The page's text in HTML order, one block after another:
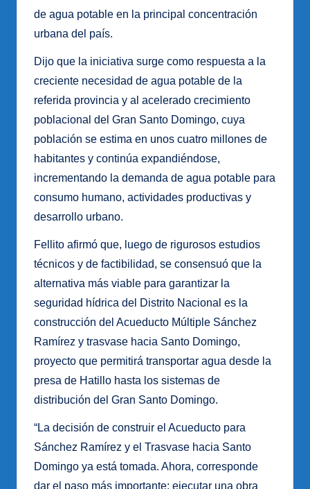
de agua potable en la principal concentración
urbana del país.
Dijo que la iniciativa surge como respuesta a la
creciente necesidad de agua potable de la
referida provincia y al acelerado crecimiento
poblacional del Gran Santo Domingo, cuya
población se estima en unos cuatro millones de
habitantes y continúa expandiéndose,
incrementando la demanda de agua potable para
consumo humano, actividades productivas y
desarrollo urbano.
Fellito afirmó que, luego de rigurosos estudios
técnicos y de factibilidad, se consensuó que la
alternativa más viable para garantizar la
seguridad hídrica del Distrito Nacional es la
construcción del Acueducto Múltiple Sánchez
Ramírez y trasvase hacia Santo Domingo,
proyecto que permitirá transportar agua desde la
presa de Hatillo hasta los sistemas de
distribución del Gran Santo Domingo.
“La decisión de construir el Acueducto para
Sánchez Ramírez y el Trasvase hacia Santo
Domingo ya está tomada. Ahora, corresponde
dar el paso más importante: ejecutar una obra